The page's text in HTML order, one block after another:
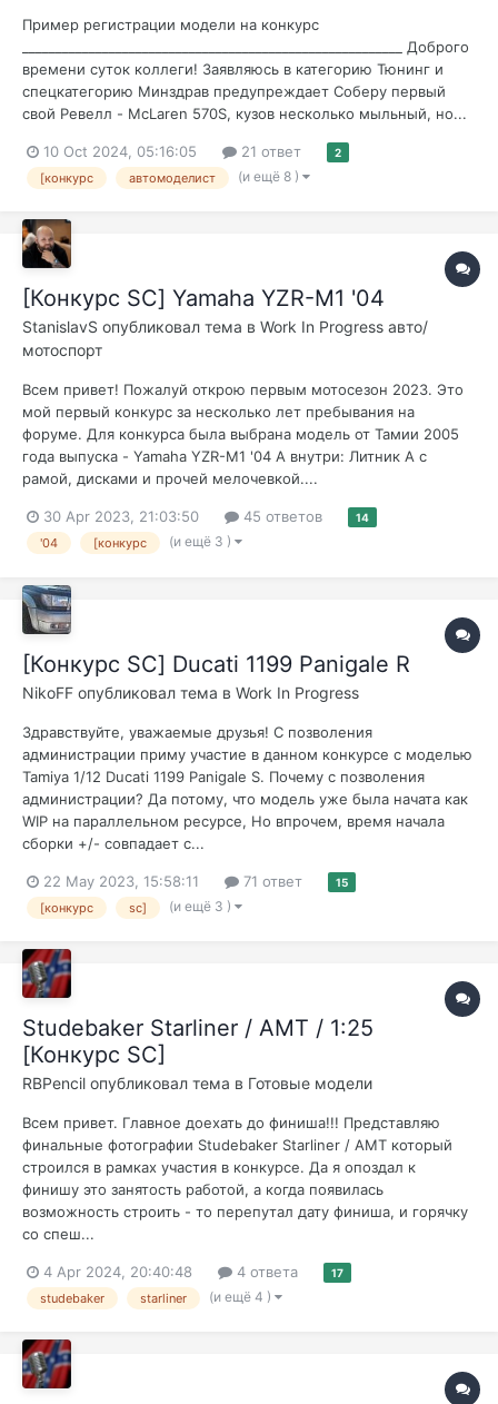
Пример регистрации модели на конкурс
_________________________________________________________ Доброго
времени суток коллеги! Заявляюсь в категорию Тюнинг и
спецкатегорию Минздрав предупреждает Соберу первый
свой Ревелл - McLaren 570S, кузов несколько мыльный, но...
10 Oct 2024, 05:16:05 21 ответ 2
[конкурс автомоделист (и ещё 8 )
[Конкурс SC] Yamaha YZR-M1 '04
StanislavS опубликовал тема в Work In Progress авто/
мотоспорт
Всем привет! Пожалуй открою первым мотосезон 2023. Это
мой первый конкурс за несколько лет пребывания на
форуме. Для конкурса была выбрана модель от Тамии 2005
года выпуска - Yamaha YZR-M1 '04 А внутри: Литник A с
рамой, дисками и прочей мелочевкой....
30 Apr 2023, 21:03:50 45 ответов 14
'04 [конкурс (и ещё 3 )
[Конкурс SC] Ducati 1199 Panigale R
NikoFF опубликовал тема в Work In Progress
Здравствуйте, уважаемые друзья! С позволения
администрации приму участие в данном конкурсе с моделью
Tamiya 1/12 Ducati 1199 Panigale S. Почему с позволения
администрации? Да потому, что модель уже была начата как
WIP на параллельном ресурсе, Но впрочем, время начала
сборки +/- совпадает с...
22 May 2023, 15:58:11 71 ответ 15
[конкурс sc] (и ещё 3 )
Studebaker Starliner / AMT / 1:25
[Конкурс SC]
RBPencil опубликовал тема в Готовые модели
Всем привет. Главное доехать до финиша!!! Представляю
финальные фотографии Studebaker Starliner / AMT который
строился в рамках участия в конкурсе. Да я опоздал к
финишу это занятость работой, а когда появилась
возможность строить - то перепутал дату финиша, и горячку
со спеш...
4 Apr 2024, 20:40:48 4 ответа 17
studebaker starliner (и ещё 4 )